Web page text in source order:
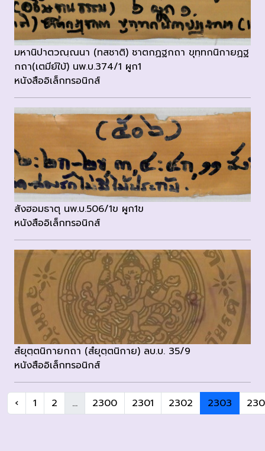
มหานิปาตวณฺณนา (ทสชาติ) ชาตกฏฐกถา ขุทฺทกนิกายฏฐ
กถา(เตมีย์ใบ้) นพ.บ.374/1 ผูก1
หนังสืออิเล็กทรอนิกส์
สังฮอมธาตุ นพ.บ.506/1ข ผูก1ข
หนังสืออิเล็กทรอนิกส์
สํยุตฺตนิกายกถา (สํยุตฺตนิกาย) ลบ.บ. 35/9
หนังสืออิเล็กทรอนิกส์
‹ 1 2 ... 2300 2301 2302 2303